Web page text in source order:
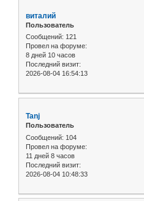
виталий
Пользователь
Сообщений: 121
Провел на форуме:
8 дней 10 часов
Последний визит:
2026-08-04 16:54:13
Tanj
Пользователь
Сообщений: 104
Провел на форуме:
11 дней 8 часов
Последний визит:
2026-08-04 10:48:33